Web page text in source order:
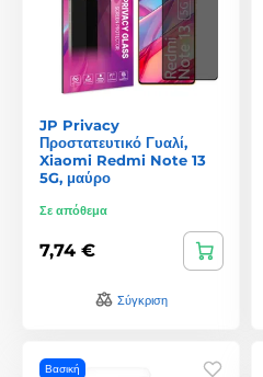
JP Privacy
Προστατευτικό Γυαλί,
Xiaomi Redmi Note 13
5G, μαύρο
Σε απόθεμα
7,74 €
Σύγκριση
Βασική